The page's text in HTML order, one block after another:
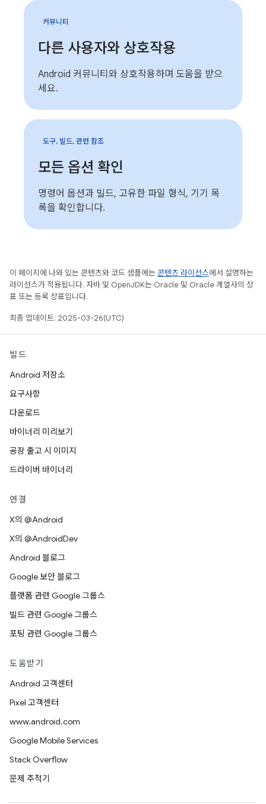
커뮤니티
다른 사용자와 상호작용
Android 커뮤니티와 상호작용하며 도움을 받으
세요.
도구, 빌드, 관련 참조
모든 옵션 확인
명령어 옵션과 빌드, 고유한 파일 형식, 기기 목
록을 확인합니다.
이 페이지에 나와 있는 콘텐츠와 코드 샘플에는 콘텐츠 라이선스에서 설명하는
라이선스가 적용됩니다. 자바 및 OpenJDK는 Oracle 및 Oracle 계열사의 상
표 또는 등록 상표입니다.
최종 업데이트: 2025-03-26(UTC)
빌드
Android 저장소
요구사항
다운로드
바이너리 미리보기
공장 출고 시 이미지
드라이버 바이너리
연결
X의 @Android
X의 @AndroidDev
Android 블로그
Google 보안 블로그
플랫폼 관련 Google 그룹스
빌드 관련 Google 그룹스
포팅 관련 Google 그룹스
도움받기
Android 고객센터
Pixel 고객센터
www.android.com
Google Mobile Services
Stack Overflow
문제 추적기